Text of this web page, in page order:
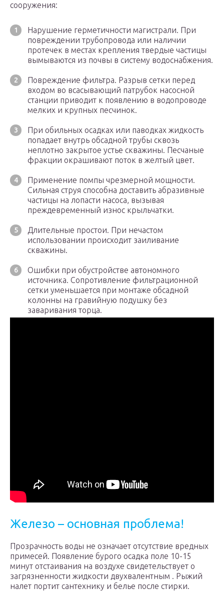
сооружения:
Нарушение герметичности магистрали. При
повреждении трубопровода или наличии
протечек в местах крепления твердые частицы
вымываются из почвы в систему водоснабжения.
Повреждение фильтра. Разрыв сетки перед
входом во всасывающий патрубок насосной
станции приводит к появлению в водопроводе
мелких и крупных песчинок.
При обильных осадках или паводках жидкость
попадает внутрь обсадной трубы сквозь
неплотно закрытое устье скважины. Песчаные
фракции окрашивают поток в желтый цвет.
Применение помпы чрезмерной мощности.
Сильная струя способна доставить абразивные
частицы на лопасти насоса, вызывая
преждевременный износ крыльчатки.
Длительные простои. При нечастом
использовании происходит заиливание
скважины.
Ошибки при обустройстве автономного
источника. Сопротивление фильтрационной
сетки уменьшается при монтаже обсадной
колонны на гравийную подушку без
заваривания торца.
Железо – основная проблема!
Прозрачность воды не означает отсутствие вредных
примесей. Появление бурого осадка поле 10-15
минут отстаивания на воздухе свидетельствует о
загрязненности жидкости двухвалентным . Рыжий
налет портит сантехнику и белье после стирки.